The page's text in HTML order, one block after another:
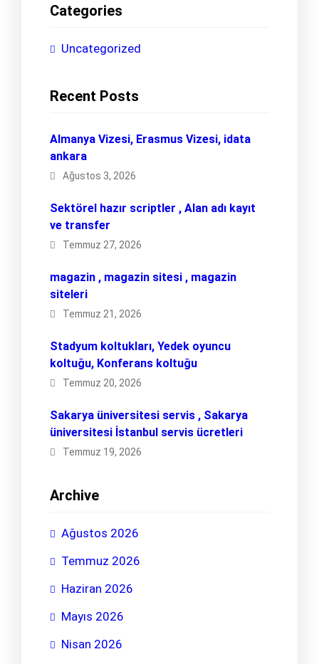
Categories
Uncategorized
Recent Posts
Almanya Vizesi, Erasmus Vizesi, idata
ankara
Ağustos 3, 2026
Sektörel hazır scriptler , Alan adı kayıt
ve transfer
Temmuz 27, 2026
magazin , magazin sitesi , magazin
siteleri
Temmuz 21, 2026
Stadyum koltukları, Yedek oyuncu
koltuğu, Konferans koltuğu
Temmuz 20, 2026
Sakarya üniversitesi servis , Sakarya
üniversitesi İstanbul servis ücretleri
Temmuz 19, 2026
Archive
Ağustos 2026
Temmuz 2026
Haziran 2026
Mayıs 2026
Nisan 2026